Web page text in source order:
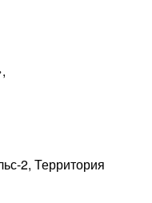
2, Территория